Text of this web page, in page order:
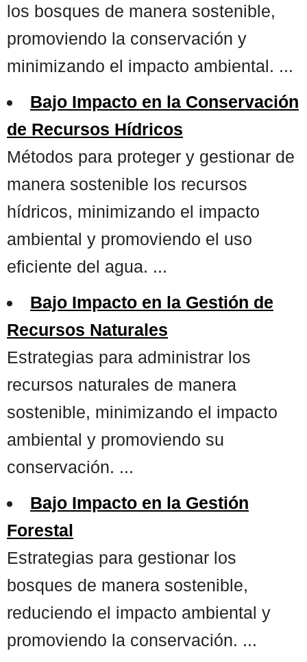
los bosques de manera sostenible,
promoviendo la conservación y
minimizando el impacto ambiental. ...
Bajo Impacto en la Conservación
de Recursos Hídricos
Métodos para proteger y gestionar de
manera sostenible los recursos
hídricos, minimizando el impacto
ambiental y promoviendo el uso
eficiente del agua. ...
Bajo Impacto en la Gestión de
Recursos Naturales
Estrategias para administrar los
recursos naturales de manera
sostenible, minimizando el impacto
ambiental y promoviendo su
conservación. ...
Bajo Impacto en la Gestión
Forestal
Estrategias para gestionar los
bosques de manera sostenible,
reduciendo el impacto ambiental y
promoviendo la conservación. ...